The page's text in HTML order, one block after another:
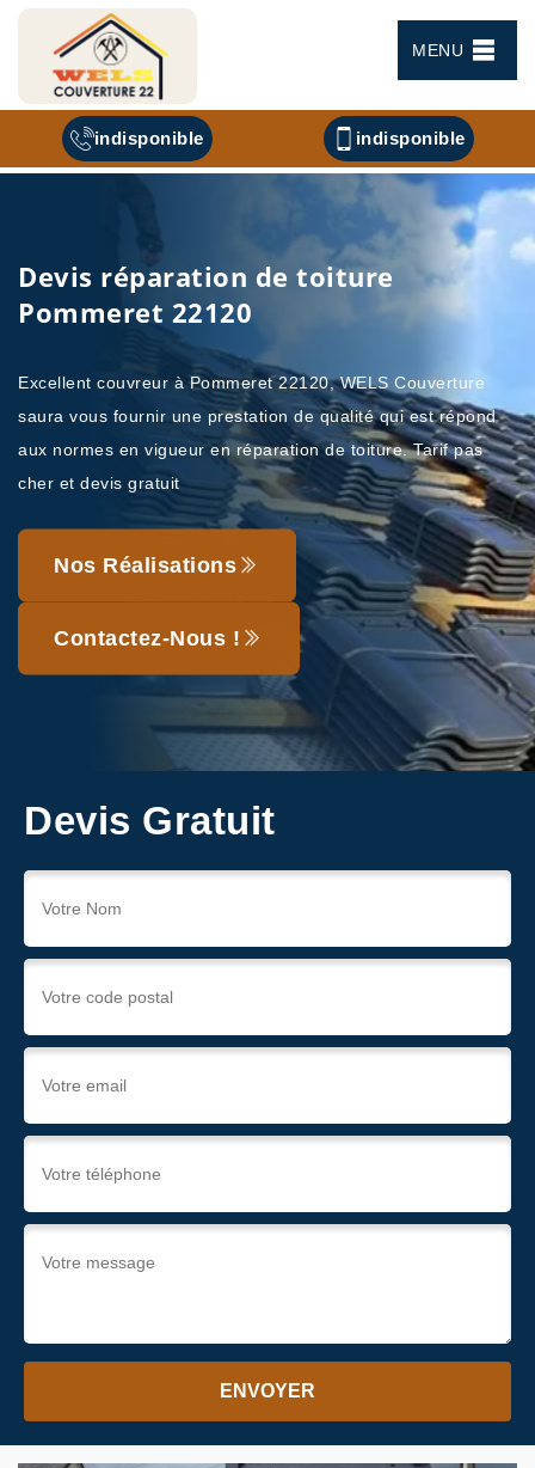
MENU
indisponible indisponible
Devis réparation de toiture
Pommeret 22120
Excellent couvreur à Pommeret 22120, WELS Couverture
saura vous fournir une prestation de qualité qui est répond
aux normes en vigueur en réparation de toiture. Tarif pas
cher et devis gratuit
Nos Réalisations
Contactez-Nous !
Devis Gratuit